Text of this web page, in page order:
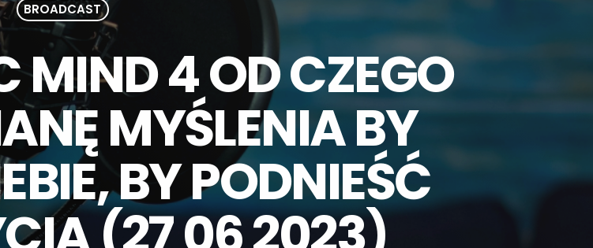
BROADCAST
MIND 4 OD CZEGO
MYŚLENIA BY
BY PODNIEŚĆ